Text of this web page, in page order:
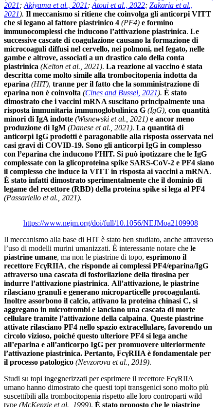
2021 ; Akiyama et al., 2021 ; Atoui et al., 2022; Zakaria et al.,
2021). Il meccanismo si ritiene che coinvolga gli anticorpi VITT
che si legano al fattore piastrinico 4 (PF4) e formino
immunocomplessi che inducono l’attivazione piastrinica. Le
successive cascate di coagulazione causano la formazione di
microcoaguli diffusi nel cervello, nei polmoni, nel fegato, nelle
gambe e altrove, associati a un drastico calo della conta
piastrinica (Kelton et al., 2021). La reazione al vaccino è stata
descritta come molto simile alla trombocitopenia indotta da
eparina (HIT), tranne per il fatto che la somministrazione di
eparina non è coinvolta (Cines and Bussel, 2021). È stato
dimostrato che i vaccini mRNA suscitano principalmente una
risposta immunitaria immunoglobulinica G (IgG), con quantità
minori di IgA indotte (Wisnewski et al., 2021) e ancor meno
produzione di IgM (Danese et al., 2021). La quantità di
anticorpi IgG prodotti è paragonabile alla risposta osservata nei
casi gravi di COVID-19. Sono gli anticorpi IgG in complesso
con l’eparina che inducono l’HIT. Si può ipotizzare che le IgG
complessate con la glicoproteina spike SARS-CoV-2 e PF4 siano
il complesso che induce la VITT in risposta ai vaccini a mRNA.
È stato infatti dimostrato sperimentalmente che il dominio di
legame del recettore (RBD) della proteina spike si lega al PF4
(Passariello et al., 2021).
https://www.nejm.org/doi/full/10.1056/NEJMoa2109908
Il meccanismo alla base di HIT è stato ben studiato, anche attraverso
l’uso di modelli murini umanizzati. È interessante notare che le
piastrine umane, ma non le piastrine di topo, esprimono il
recettore FcγRIIA, che risponde ai complessi PF4/eparina/IgG
attraverso una cascata di fosforilazione della tirosina per
indurre l’attivazione piastrinica. All’attivazione, le piastrine
rilasciano granuli e generano microparticelle procoagulanti.
Inoltre assorbono il calcio, attivano la proteina chinasi C, si
aggregano in microtrombi e lanciano una cascata di morte
cellulare tramite l’attivazione della calpaina. Queste piastrine
attivate rilasciano PF4 nello spazio extracellulare, favorendo un
circolo vizioso, poiché questo ulteriore PF4 si lega anche
all’eparina e all’anticorpo IgG per promuovere ulteriormente
l’attivazione piastrinica. Pertanto, FcγRIIA è fondamentale per
il processo patologico (Nevzorova et al., 2019).
Studi su topi ingegnerizzati per esprimere il recettore FcγRIIA
umano hanno dimostrato che questi topi transgenici sono molto più
suscettibili alla trombocitopenia rispetto alle loro controparti wild
type (McKenzie et al., 1999). È stato proposto che le piastrine